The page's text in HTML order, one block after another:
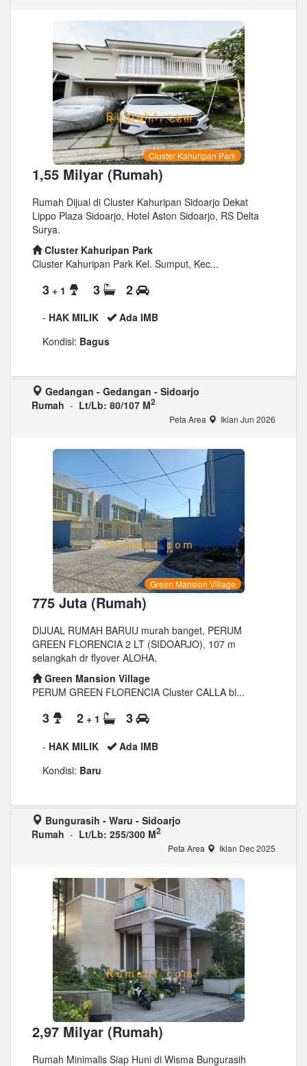
Cluster Kahuripan Park
1,55 Milyar (Rumah)
Rumah Dijual di Cluster Kahuripan Sidoarjo Dekat
Lippo Plaza Sidoarjo, Hotel Aston Sidoarjo, RS Delta
Surya.
Cluster Kahuripan Park
Cluster Kahuripan Park Kel. Sumput, Kec...
3 + 1 3 2
- HAK MILIK
Ada IMB
Kondisi: Bagus
Gedangan - Gedangan - Sidoarjo
Rumah - Lt/Lb: 80/107 M2
Peta Area Iklan Jun 2026
Green Mansion Village
775 Juta (Rumah)
DIJUAL RUMAH BARUU murah banget, PERUM
GREEN FLORENCIA 2 LT (SIDOARJO), 107 m
selangkah dr flyover ALOHA.
Green Mansion Village
PERUM GREEN FLORENCIA Cluster CALLA bl...
3 2 + 1 3
- HAK MILIK
Ada IMB
Kondisi: Baru
Bungurasih - Waru - Sidoarjo
Rumah - Lt/Lb: 255/300 M2
Peta Area Iklan Dec 2025
2,97 Milyar (Rumah)
Rumah Minimalis Siap Huni di Wisma Bungurasih